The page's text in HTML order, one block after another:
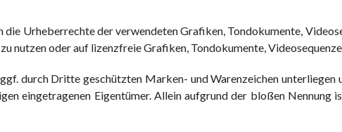
Urheberrechte der verwendeten Grafiken, Tondokumente,
nutzen oder auf lizenzfreie Grafiken, Tondokumente,
durch Dritte geschützten Marken- und Warenzeichen
eingetragenen Eigentümer. Allein aufgrund der bloßen Nennung